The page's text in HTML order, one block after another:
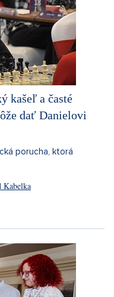
kašeľ a časté
dať Danielovi
porucha, ktorá
Kabelka